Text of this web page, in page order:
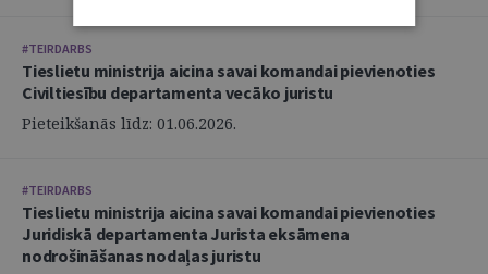
#TEIRDARBS
Tieslietu ministrija aicina savai komandai pievienoties
Civiltiesību departamenta vecāko juristu
Pieteikšanās līdz: 01.06.2026.
#TEIRDARBS
Tieslietu ministrija aicina savai komandai pievienoties
Juridiskā departamenta Jurista eksāmena
nodrošināšanas nodaļas juristu